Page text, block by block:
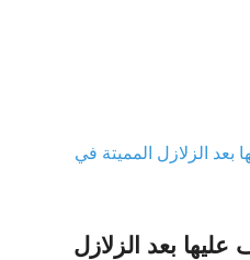
عليها بعد الزلازل